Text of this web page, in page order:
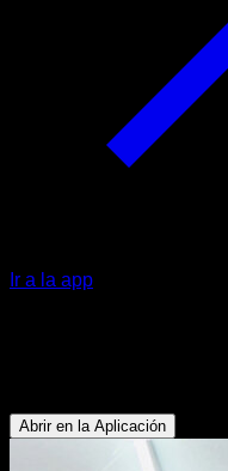
Ir a la app
Abrir en la Aplicación